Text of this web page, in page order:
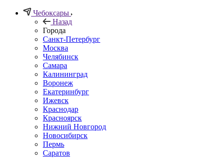
Чебоксары
Назад
Города
Санкт-Петербург
Москва
Челябинск
Самара
Калининград
Воронеж
Екатеринбург
Ижевск
Краснодар
Красноярск
Нижний Новгород
Новосибирск
Пермь
Саратов